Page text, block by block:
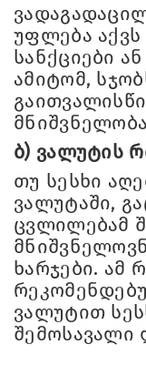
უფლება
სანქციები
ამიტომ,
ბ) ვალუტის
თუ სესხი
ვალუტაში,
ცვლილებამ
ხარჯები. ამ
ვალუტით
შემოსავალი